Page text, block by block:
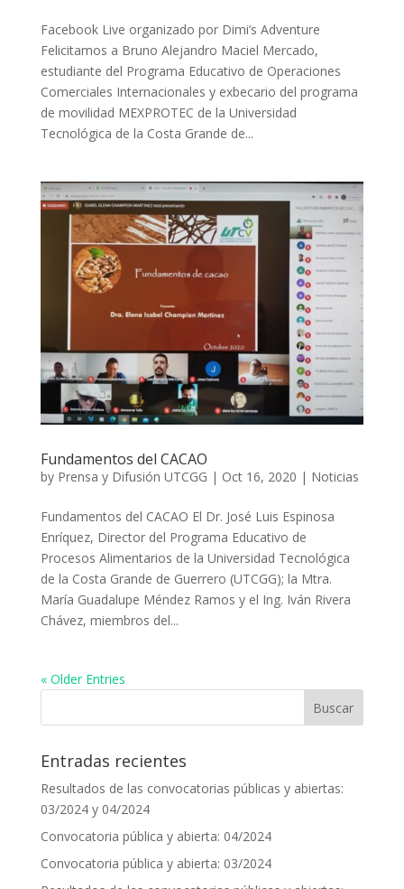
Facebook Live organizado por Dimi’s Adventure
Felicitamos a Bruno Alejandro Maciel Mercado,
estudiante del Programa Educativo de Operaciones
Comerciales Internacionales y exbecario del programa
de movilidad MEXPROTEC de la Universidad
Tecnológica de la Costa Grande de...
Fundamentos del CACAO
by Prensa y Difusión UTCGG | Oct 16, 2020 | Noticias
Fundamentos del CACAO El Dr. José Luis Espinosa
Enríquez, Director del Programa Educativo de
Procesos Alimentarios de la Universidad Tecnológica
de la Costa Grande de Guerrero (UTCGG); la Mtra.
María Guadalupe Méndez Ramos y el Ing. Iván Rivera
Chávez, miembros del...
« Older Entries
Entradas recientes
Resultados de las convocatorias públicas y abiertas:
03/2024 y 04/2024
Convocatoria pública y abierta: 04/2024
Convocatoria pública y abierta: 03/2024